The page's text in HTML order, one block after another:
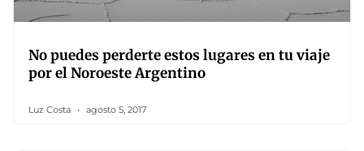
No puedes perderte estos lugares en tu viaje
por el Noroeste Argentino
Luz Costa agosto 5, 2017